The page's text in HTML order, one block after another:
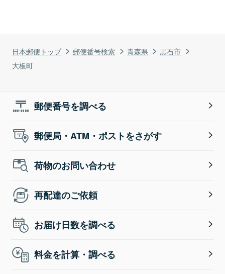
日本郵便トップ 郵便番号検索 青森県
黒石市
大板町
郵便番号を調べる
郵便局・ATM・ポストをさがす
荷物のお問い合わせ
再配達のご依頼
お届け日数を調べる
料金を計算・調べる